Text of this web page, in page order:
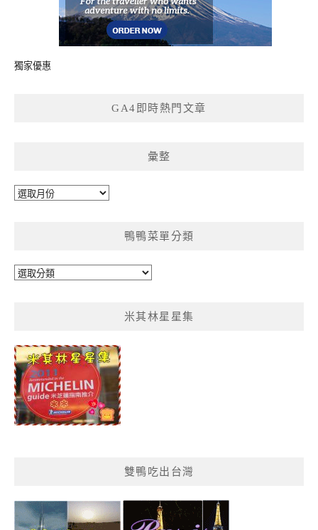
獨家優惠
GA4即時熱門文章
彙整
彙
鴨鴨菜單分類
鴨
類
米其林星星集
雙鴨吃出台灣